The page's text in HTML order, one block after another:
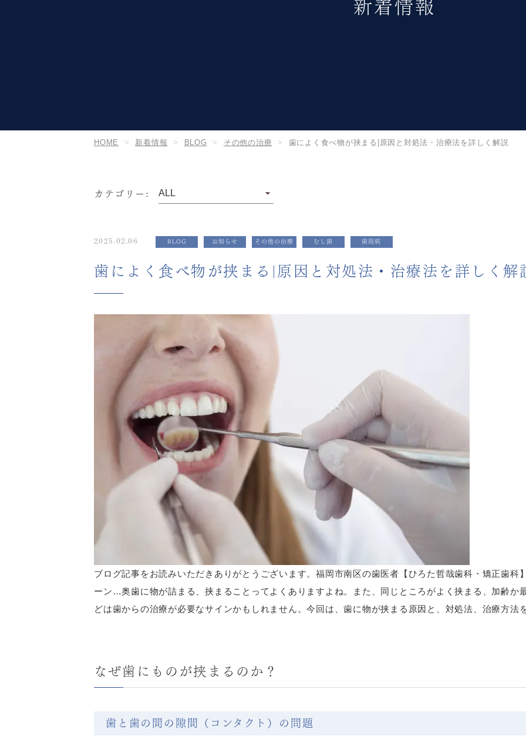
新着情報
HOME 新着情報 BLOG その他の治療 歯によく食べ物が挟まる|原因と対処法・治療法を詳しく解説
カテゴリー:
2025.02.06 BLOG お知らせ その他の治療 むし歯 歯周病
歯によく食べ物が挟まる|原因と対処法・治療法を詳しく解
ブログ記事をお読みいただきありがとうございます。福岡市南区の歯医者【ひろた哲哉歯科・矯正歯科
ーン…奥歯に物が詰まる、挟まることってよくありますよね。また、同じところがよく挟まる、加齢か
どは歯からの治療が必要なサインかもしれません。今回は、歯に物が挟まる原因と、対処法、治療方法
なぜ歯にものが挟まるのか？
歯と歯の間の隙間（コンタクト）の問題